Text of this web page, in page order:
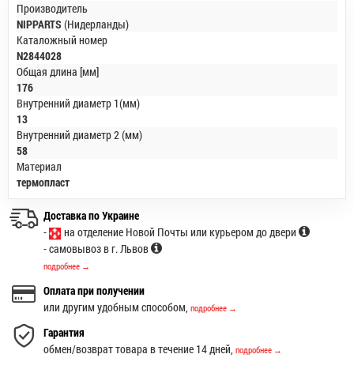
Производитель
NIPPARTS (Нидерланды)
Каталожный номер
N2844028
Общая длина [мм]
176
Внутренний диаметр 1(мм)
13
Внутренний диаметр 2 (мм)
58
Материал
термопласт
Доставка по Украине
-
на отделение Новой Почты или курьером до двери
- самовывоз в г. Львов
подробнее →
Оплата при получении
или другим удобным способом, подробнее →
Гарантия
обмен/возврат товара в течение 14 дней, подробнее →